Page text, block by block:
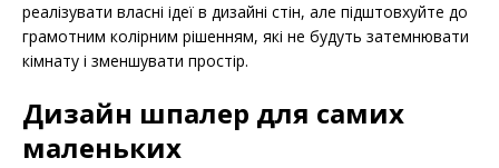
реалізувати власні ідеї в дизайні стін, але підштовхуйте до
грамотним колірним рішенням, які не будуть затемнювати
кімнату і зменшувати простір.
Дизайн шпалер для самих
маленьких